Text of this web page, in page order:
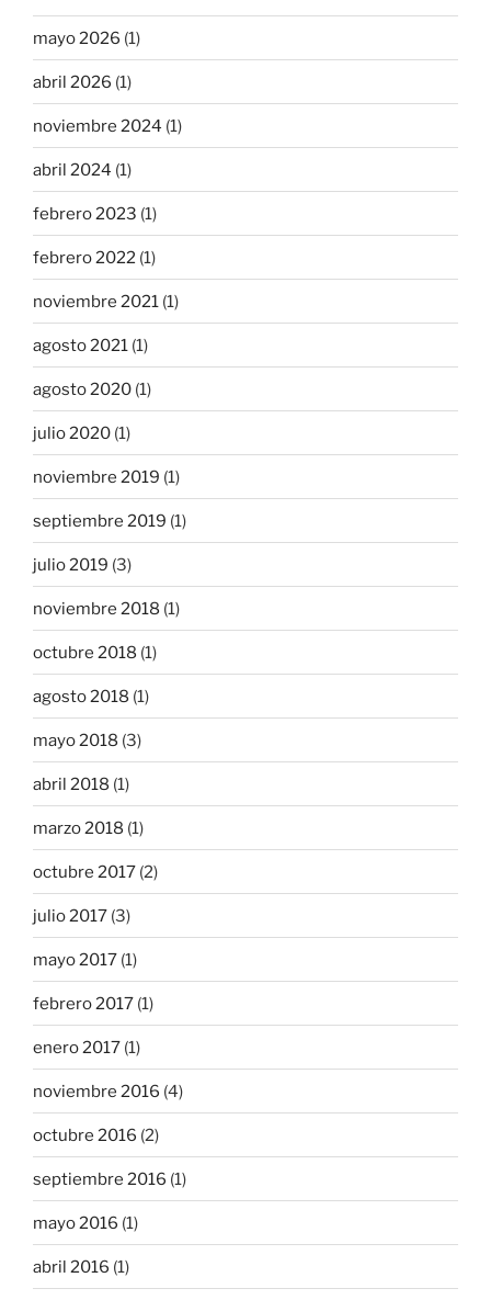
mayo 2026 (1)
abril 2026 (1)
noviembre 2024 (1)
abril 2024 (1)
febrero 2023 (1)
febrero 2022 (1)
noviembre 2021 (1)
agosto 2021 (1)
agosto 2020 (1)
julio 2020 (1)
noviembre 2019 (1)
septiembre 2019 (1)
julio 2019 (3)
noviembre 2018 (1)
octubre 2018 (1)
agosto 2018 (1)
mayo 2018 (3)
abril 2018 (1)
marzo 2018 (1)
octubre 2017 (2)
julio 2017 (3)
mayo 2017 (1)
febrero 2017 (1)
enero 2017 (1)
noviembre 2016 (4)
octubre 2016 (2)
septiembre 2016 (1)
mayo 2016 (1)
abril 2016 (1)